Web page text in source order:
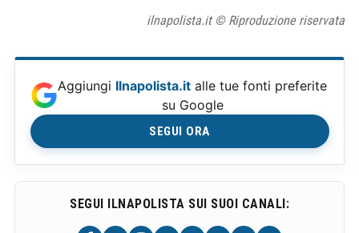
ilnapolista.it © Riproduzione riservata
Aggiungi Ilnapolista.it alle tue fonti preferite
su Google
SEGUI ORA
SEGUI ILNAPOLISTA SUI SUOI CANALI: